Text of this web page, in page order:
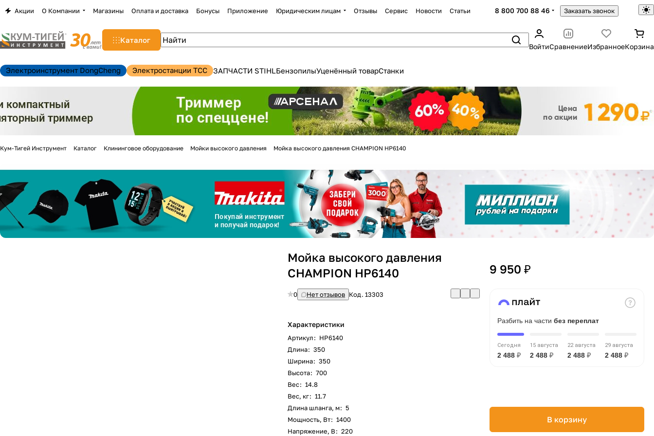
Акции О Компании Магазины Оплата и доставка Бонусы Приложение Юридическим лицам Отзывы Сервис Новости Статьи 8 800 700 88 46 Заказать звонок
Каталог
ВойтиСравнениеИзбранноеКорзина
Электроинструмент DongCheng Электростанции TCC ЗАПЧАСТИ STIHLБензопилыУценённый товарСтанки
Кум-Тигей Инструмент Каталог Клининговое оборудование Мойки высокого давления Мойка высокого давления CHAMPION НР6140
Мойка высокого давления
CHAMPION НР6140
0 Нет отзывов Код.13303
Характеристики
Артикул: HP6140
Длина: 350
Ширина: 350
Высота: 700
Вес: 14.8
Вес, кг: 11.7
Длина шланга, м: 5
Мощность, Вт: 1400
Напряжение, В: 220
9 950 ₽
Разбить на части без переплат
Сегодня
2 488 ₽
15 августа
2 488 ₽
22 августа
2 488 ₽
29 августа
2 488 ₽
В корзину
Закрыть
Для клиентов всех банков
Разбейтеоплату
на частибез переплат
График платежей
Добавляйте товарыв корзину
Оплачивайте сегодня только
% картой любого банка
выбранный способом